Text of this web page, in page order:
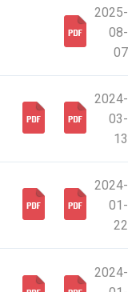
2025-
08-
07
2024-
03-
13
2024-
01-
22
2024-